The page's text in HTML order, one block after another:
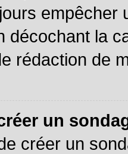
empêcher
décochant la
rédaction de
un
créer un